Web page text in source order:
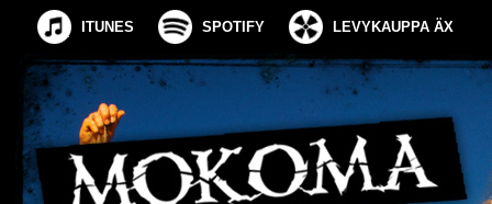
ITUNES SPOTIFY LEVYKAUPPA ÄX